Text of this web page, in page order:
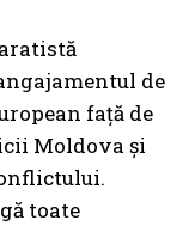
de
față de
Moldova și
toate